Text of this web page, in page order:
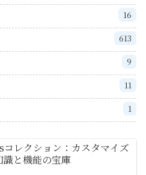
16
613
9
11
1
レクション：カスタマイズ
識と機能の宝庫